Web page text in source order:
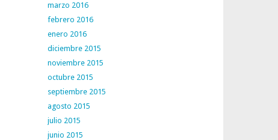
marzo 2016
febrero 2016
enero 2016
diciembre 2015
noviembre 2015
octubre 2015
septiembre 2015
agosto 2015
julio 2015
junio 2015